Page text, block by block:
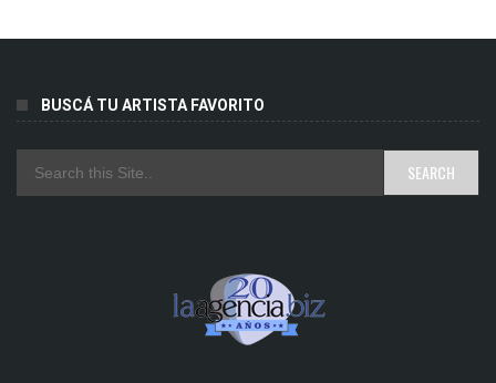
BUSCÁ TU ARTISTA FAVORITO